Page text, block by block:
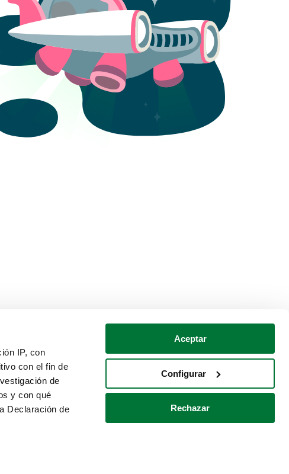
IP, con
con el fin de
de
y con qué
Declaración de
Aceptar
Configurar
Rechazar